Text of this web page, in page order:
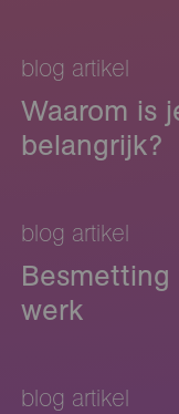
blog artikel
Waarom is
belangrijk?
blog artikel
werk
blog artikel